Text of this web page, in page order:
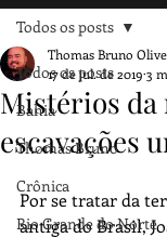
Todos os posts
Bahia
Thomas Bruno
Crônica
Rio Grande do Norte
Todos os posts
Mistérios
escavações
Thomas Bruno
17 de jul. de 2019 3
Por se tratar da
antiga do Brasil,